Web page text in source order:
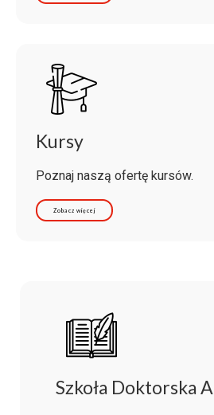
Kursy
Poznaj naszą ofertę kursów.
Zobacz więcej
Szkoła Doktorska